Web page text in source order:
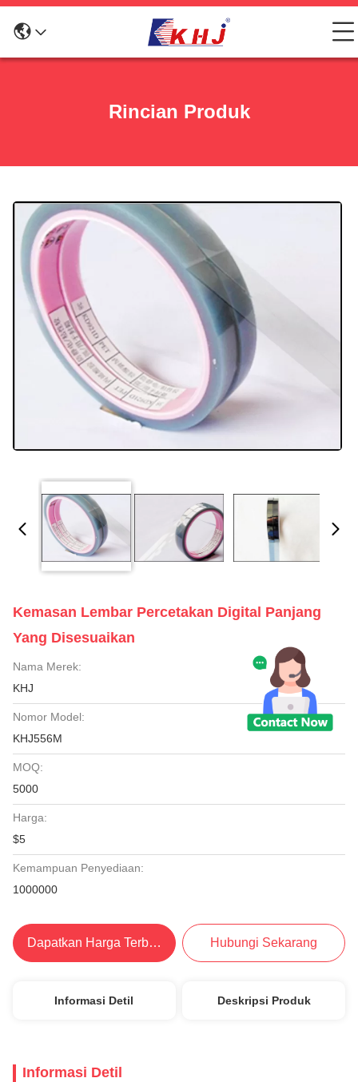
Rincian Produk
Kemasan Lembar Percetakan Digital Panjang
Yang Disesuaikan
Nama Merek:
KHJ
Nomor Model:
KHJ556M
MOQ:
5000
Harga:
$5
Kemampuan Penyediaan:
1000000
Dapatkan Harga Terbaik Hubungi Sekarang
Informasi Detil Deskripsi Produk
Informasi Detil